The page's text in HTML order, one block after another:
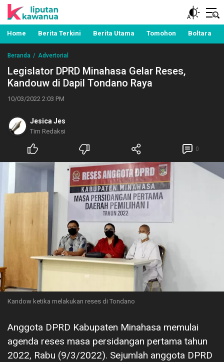
Liputan Kawanua
Berita Manado, Sulawesi Utara, Kawanua, Politik,
Pemerintahan, Hukum Kriminal dan Nasional
Home Berita Terkini Berita Utama Tomohon Boltara
Beranda Advertorial
Legislator DPRD Minahasa Gelar Reses,
Kandouw di Dapil Tondano Raya
10/03/2022 2:03 PM
Jesica Jes
Tim Redaksi
0
Kandow ketika melakukan reses di Tondano
Anggota DPRD Kabupaten Minahasa memulai
agenda reses masa persidangan pertama tahun
2022, Rabu (9/3/2022). Sejumlah anggota DPRD